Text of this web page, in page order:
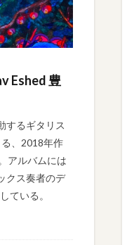
Eshed 豊
するギタリス
、2018年作
アルバムには
クス奏者のデ
ている。